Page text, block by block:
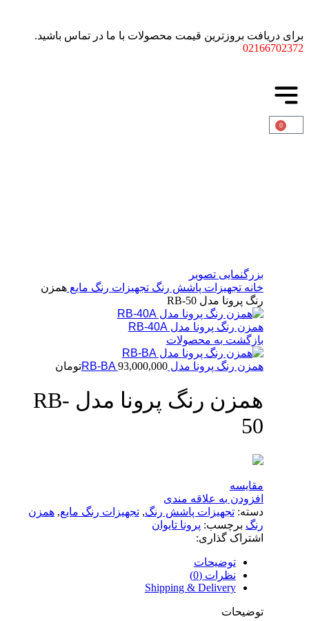
برای دریافت بروزترین قیمت محصولات با ما در تماس باشید.
02166702372
0
بزرگنمایی تصویر
خانهتجهیزات پاشش رنگتجهیزات رنگ مایعهمزن
رنگ پرونا مدل RB-50
همزن رنگ پرونا مدل RB-40A
بازگشت به محصولات
همزن رنگ پرونا مدل RB-BA93,000,000 تومان
همزن رنگ پرونا مدل RB-
50
مقایسه
افزودن به علاقه مندی
دسته: تجهیزات پاشش رنگ, تجهیزات رنگ مایع, همزن
رنگ برچسب: پرونا تایوان
اشتراک گذاری:
توضیحات
نظرات (0)
Shipping & Delivery
توضیحات